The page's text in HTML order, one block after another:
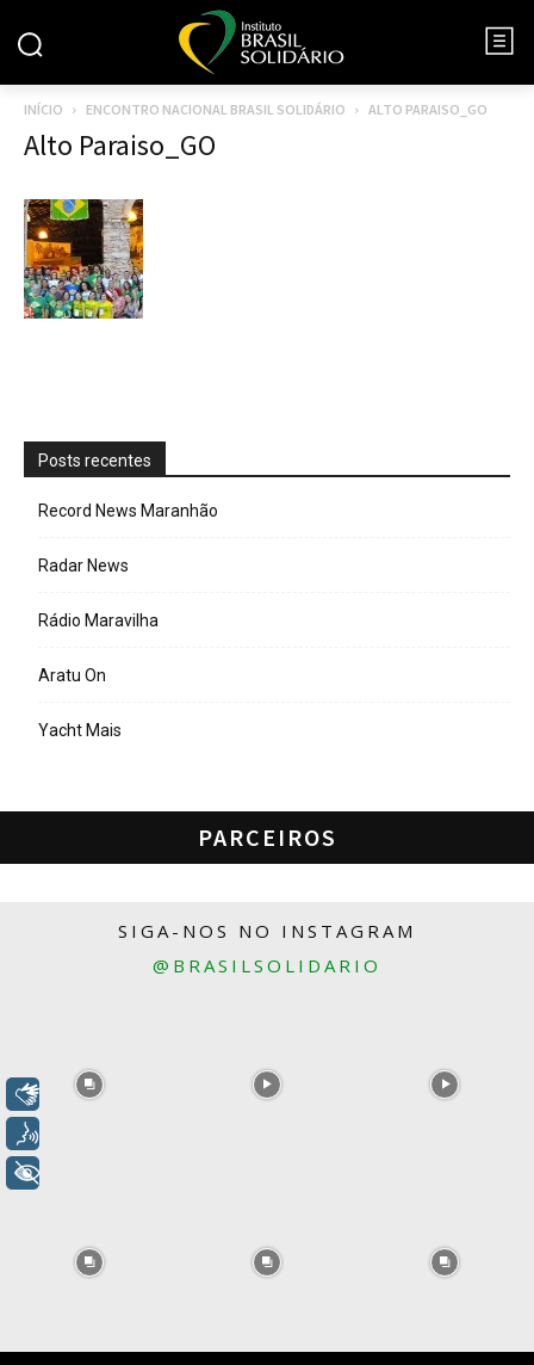
INÍCIO ENCONTRO NACIONAL BRASIL SOLIDÁRIO ALTO PARAISO_GO
Alto Paraiso_GO
Posts recentes
Record News Maranhão
Radar News
Rádio Maravilha
Aratu On
Yacht Mais
PARCEIROS
SIGA-NOS NO INSTAGRAM
@BRASILSOLIDARIO
Libras